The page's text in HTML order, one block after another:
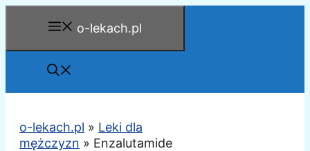
o-lekach.pl
o-lekach.pl » Leki dla
mężczyzn » Enzalutamide